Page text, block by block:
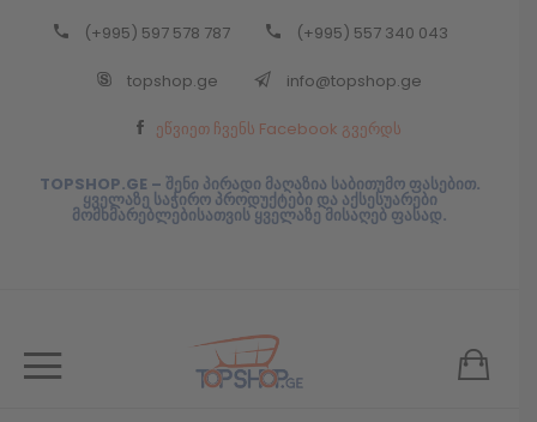
(+995) 597 578 787 (+995) 557 340 043
topshop.ge info@topshop.ge
ეწვიეთ ჩვენს Facebook გვერდს
TOPSHOP.GE – შენი პირადი მაღაზია საბითუმო ფასებით.
ყველაზე საჭირო პროდუქტები და აქსესუარები
მომხმარებლებისათვის ყველაზე მისაღებ ფასად.
Back